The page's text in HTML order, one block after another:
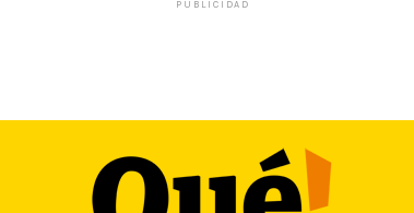
PUBLICIDAD